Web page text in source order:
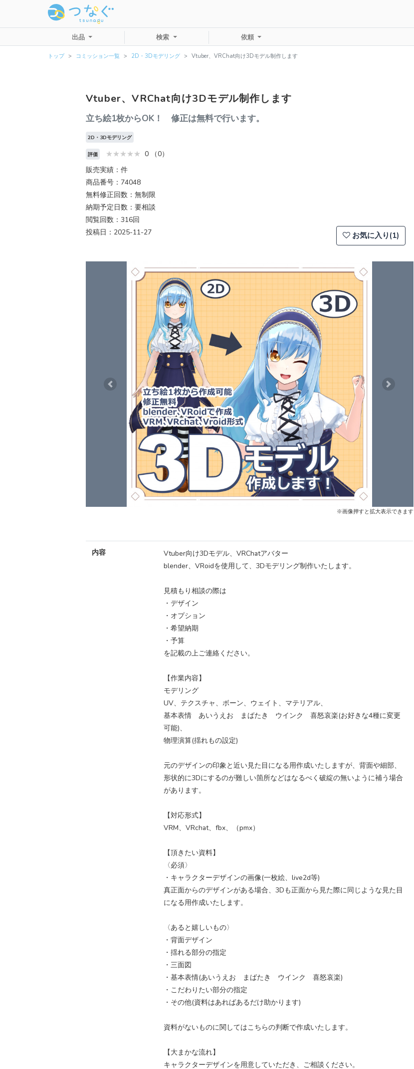
出品 検索 依頼
トップ コミッション一覧 2D・3Dモデリング Vtuber、VRChat向け3Dモデル制作します
Vtuber、VRChat向け3Dモデル制作します
立ち絵1枚からOK！ 修正は無料で行います。
2D・3Dモデリング
評価
0 （0）
販売実績：件
商品番号：74048
無料修正回数：無制限
納期予定日数：要相談
閲覧回数：316回
投稿日：2025-11-27
お気に入り(1)
Previous Next
※画像押すと拡大表示できます
内容
Vtuber向け3Dモデル、VRChatアバター
blender、VRoidを使用して、3Dモデリング制作いたします。
見積もり相談の際は
・デザイン
・オプション
・希望納期
・予算
を記載の上ご連絡ください。
【作業内容】
モデリング
UV、テクスチャ、ボーン、ウェイト、マテリアル、
基本表情 あいうえお まばたき ウインク 喜怒哀楽(お好きな4種に変更
可能)、
物理演算(揺れもの設定)
元のデザインの印象と近い見た目になる用作成いたしますが、背面や細部、
形状的に3Dにするのが難しい箇所などはなるべく破綻の無いように補う場合
があります。
【対応形式】
VRM、VRchat、fbx、（pmx）
【頂きたい資料】
〈必須〉
・キャラクターデザインの画像(一枚絵、live2d等)
真正面からのデザインがある場合、3Dも正面から見た際に同じような見た目
になる用作成いたします。
〈あると嬉しいもの〉
・背面デザイン
・揺れる部分の指定
・三面図
・基本表情(あいうえお まばたき ウインク 喜怒哀楽)
・こだわりたい部分の指定
・その他(資料はあればあるだけ助かります)
資料がないものに関してはこちらの判断で作成いたします。
【大まかな流れ】
キャラクターデザインを用意していただき、ご相談ください。